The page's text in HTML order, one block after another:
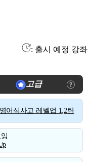
: 출시 예정 강좌
고급
어식사고 레벨업 1,2탄